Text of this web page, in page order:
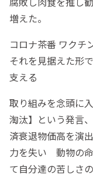
増えた。
コロナ茶番 ワクチ
それを見据えた形
支える
取り組みを念頭に
淘汰】という発言
済衰退物価高を演
力を失い 動物の
て自分達の苦しさ